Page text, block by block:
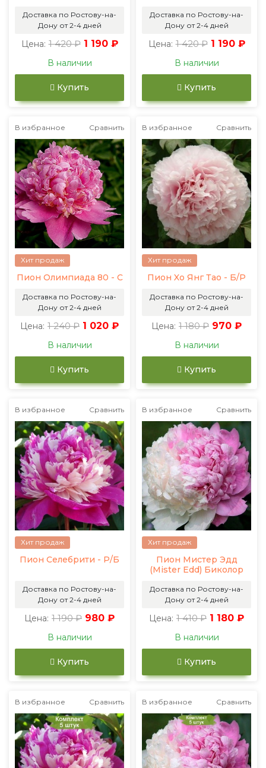
Доставка по Ростову-на-
Дону от 2-4 дней
Цена: 1 420 ₽ 1 190 ₽
В наличии
Купить
Доставка по Ростову-на-
Дону от 2-4 дней
Цена: 1 420 ₽ 1 190 ₽
В наличии
Купить
В избранное Сравнить
Хит продаж
Пион Олимпиада 80 - С
Доставка по Ростову-на-
Дону от 2-4 дней
Цена: 1 240 ₽ 1 020 ₽
В наличии
Купить
В избранное Сравнить
Хит продаж
Пион Xо Янг Тао - Б/Р
Доставка по Ростову-на-
Дону от 2-4 дней
Цена: 1 180 ₽ 970 ₽
В наличии
Купить
В избранное Сравнить
Хит продаж
Пион Селебрити - Р/Б
Доставка по Ростову-на-
Дону от 2-4 дней
Цена: 1 190 ₽ 980 ₽
В наличии
Купить
В избранное Сравнить
Хит продаж
Пион Мистер Эдд
(Mister Edd) Биколор
Доставка по Ростову-на-
Дону от 2-4 дней
Цена: 1 410 ₽ 1 180 ₽
В наличии
Купить
В избранное Сравнить В избранное Сравнить